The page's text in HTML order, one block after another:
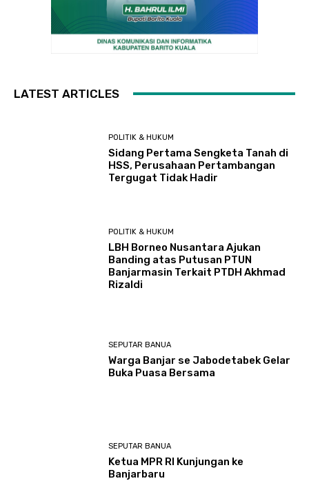
LATEST ARTICLES
POLITIK & HUKUM
Sidang Pertama Sengketa Tanah di
HSS, Perusahaan Pertambangan
Tergugat Tidak Hadir
POLITIK & HUKUM
LBH Borneo Nusantara Ajukan
Banding atas Putusan PTUN
Banjarmasin Terkait PTDH Akhmad
Rizaldi
SEPUTAR BANUA
Warga Banjar se Jabodetabek Gelar
Buka Puasa Bersama
SEPUTAR BANUA
Ketua MPR RI Kunjungan ke
Banjarbaru